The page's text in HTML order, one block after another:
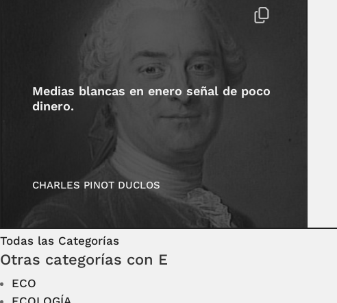
Medias blancas en enero señal de poco
dinero.
CHARLES PINOT DUCLOS
Todas las Categorías
Otras categorías con E
ECO